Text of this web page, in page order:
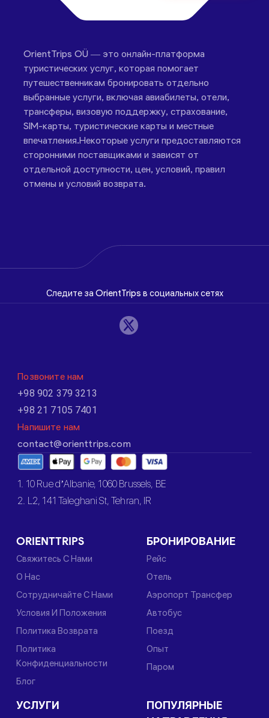
OrientTrips OÜ — это онлайн-платформа
туристических услуг, которая помогает
путешественникам бронировать отдельно
выбранные услуги, включая авиабилеты, отели,
трансферы, визовую поддержку, страхование,
SIM-карты, туристические карты и местные
впечатления.Некоторые услуги предоставляются
сторонними поставщиками и зависят от
отдельной доступности, цен, условий, правил
отмены и условий возврата.
Следите за OrientTrips в социальных сетях
Позвоните нам
+98 902 379 3213
+98 21 7105 7401
Напишите нам
contact@orienttrips.com
1. 10 Rue d’Albanie, 1060 Brussels, BE
2. L2, 141 Taleghani St, Tehran, IR
ORIENTTRIPS
Свяжитесь С Нами
О Нас
Сотрудничайте С Нами
Условия И Положения
Политика Возврата
Политика
Конфиденциальности
Блог
БРОНИРОВАНИЕ
Рейс
Отель
Аэропорт Трансфер
Автобус
Поезд
Опыт
Паром
УСЛУГИ
ПОПУЛЯРНЫЕ